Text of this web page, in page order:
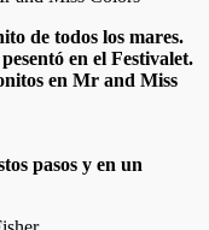
pasos y en un